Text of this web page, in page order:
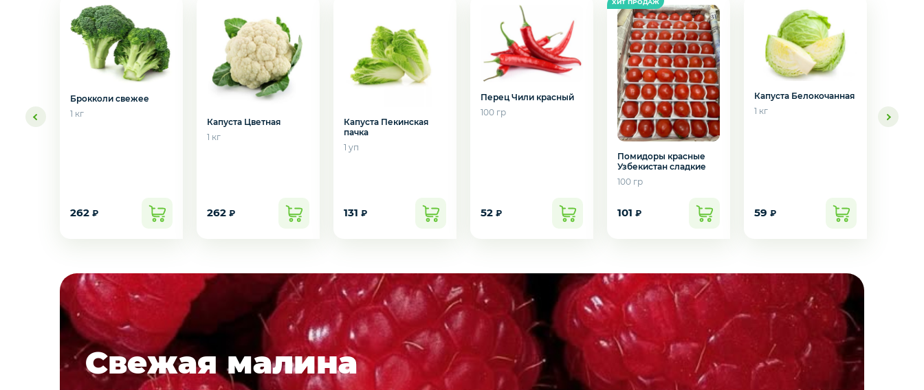
Приправы и специи
Мороженое
Яйцо
Подарочные наборы из ягод и
фруктов
Ингредиенты для кондитеров
Брокколи свежее
1 кг
262 ₽
Капуста Цветная
1 кг
262 ₽
Капуста Пекинская
пачка
1 уп
131 ₽
Перец Чили красный
100 гр
52 ₽
Помидоры красные
Узбекистан сладкие
100 гр
101 ₽
Капуста Белокочанная
1 кг
59 ₽
Лук
Подарочные наборы
из ягод и фруктов!
Да Нет